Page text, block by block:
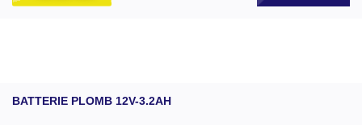
BATTERIE PLOMB 12V-3.2AH